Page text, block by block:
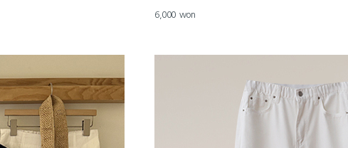
6,000 won